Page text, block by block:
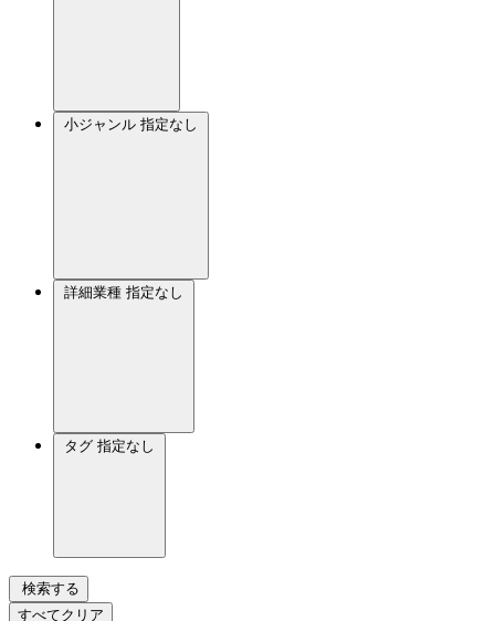
小ジャンル 指定なし
詳細業種 指定なし
タグ 指定なし
検索する
すべてクリア